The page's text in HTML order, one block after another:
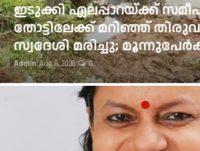
Technology
Health
Jobs Mall
ഇടുക്കി ഏലപ്പാറയ്ക്ക്
തോട്ടിലേക്ക് മറിഞ്ഞ്
സ്വദേശി മരിച്ചു;
Admin Aug 6, 2026 0